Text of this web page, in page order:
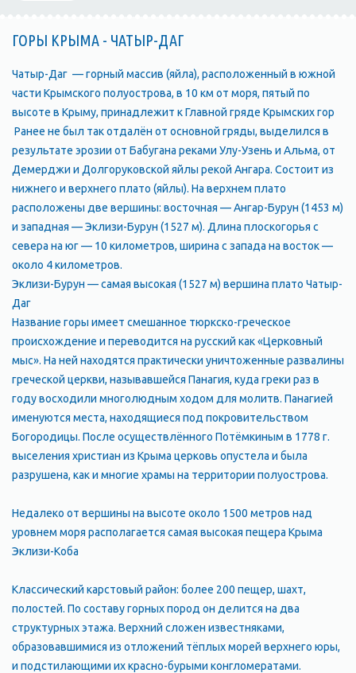
ГОРЫ КРЫМА - ЧАТЫР-ДАГ
Чатыр-Даг — горный массив (яйла), расположенный в южной
части Крымского полуострова, в 10 км от моря, пятый по
высоте в Крыму, принадлежит к Главной гряде Крымских гор
Ранее не был так отдалён от основной гряды, выделился в
результате эрозии от Бабугана реками Улу-Узень и Альма, от
Демерджи и Долгоруковской яйлы рекой Ангара. Состоит из
нижнего и верхнего плато (яйлы). На верхнем плато
расположены две вершины: восточная — Ангар-Бурун (1453 м)
и западная — Эклизи-Бурун (1527 м). Длина плоскогорья с
севера на юг — 10 километров, ширина с запада на восток —
около 4 километров.
Эклизи-Бурун — самая высокая (1527 м) вершина плато Чатыр-
Даг
Название горы имеет смешанное тюркско-греческое
происхождение и переводится на русский как «Церковный
мыс». На ней находятся практически уничтоженные развалины
греческой церкви, называвшейся Панагия, куда греки раз в
году восходили многолюдным ходом для молитв. Панагией
именуются места, находящиеся под покровительством
Богородицы. После осуществлённого Потёмкиным в 1778 г.
выселения христиан из Крыма церковь опустела и была
разрушена, как и многие храмы на территории полуострова.
Недалеко от вершины на высоте около 1500 метров над
уровнем моря располагается самая высокая пещера Крыма
Эклизи-Коба
Классический карстовый район: более 200 пещер, шахт,
полостей. По составу горных пород он делится на два
структурных этажа. Верхний сложен известняками,
образовавшимися из отложений тёплых морей верхнего юры,
и подстилающими их красно-бурыми конгломератами.